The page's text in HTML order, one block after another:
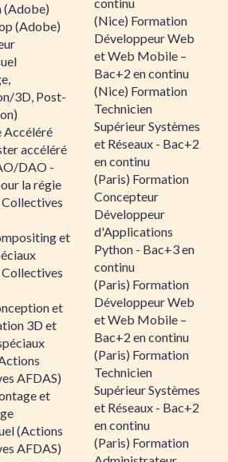
(Adobe)
(Adobe)
3D, Post-
Accéléré
accéléré
DAO -
la régie
et
et
3D et
AFDAS)
et
(Actions
AFDAS)
(Nice) Formation
Développeur Web
et Web Mobile –
Bac+2 en continu
(Nice) Formation
Technicien
Supérieur Systèmes
et Réseaux - Bac+2
en continu
(Paris) Formation
Concepteur
Développeur
d'Applications
Python - Bac+3 en
continu
(Paris) Formation
Développeur Web
et Web Mobile –
Bac+2 en continu
(Paris) Formation
Technicien
Supérieur Systèmes
et Réseaux - Bac+2
en continu
(Paris) Formation